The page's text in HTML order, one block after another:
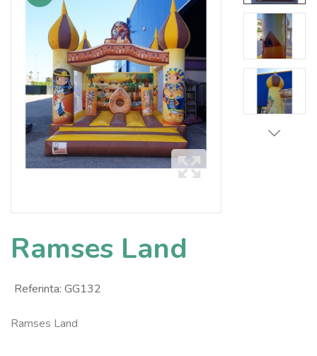
Ramses Land
Referinta: GG132
Ramses Land